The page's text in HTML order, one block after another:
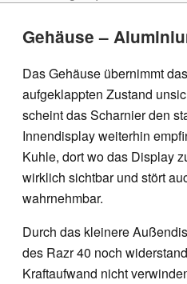
Gehäuse –
Das Gehäuse übernimmt
aufgeklappten Zustand
scheint das Scharnier den
Innendisplay weiterhin
Kuhle, dort wo das Display
wirklich sichtbar und stört
wahrnehmbar.
Durch das kleinere
des Razr 40 noch
Kraftaufwand nicht